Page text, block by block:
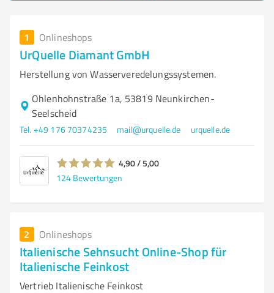
1 Onlineshops
UrQuelle Diamant GmbH
Herstellung von Wasserveredelungssystemen.
Ohlenhohnstraße 1a, 53819 Neunkirchen-
Seelscheid
Tel. +49 176 70374235 mail@urquelle.de urquelle.de
4,90 / 5,00
124 Bewertungen
2 Onlineshops
Italienische Sehnsucht Online-Shop für
Italienische Feinkost
Vertrieb Italienische Feinkost